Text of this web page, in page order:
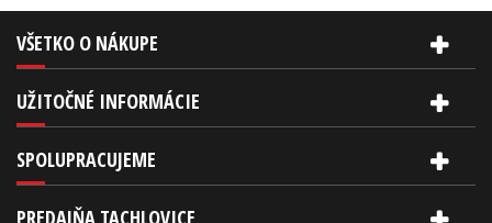
VŠETKO O NÁKUPE
UŽITOČNÉ INFORMÁCIE
SPOLUPRACUJEME
PREDAJŇA TACHLOVICE